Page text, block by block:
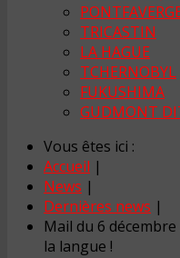
TRICASTIN
LA HAGUE
TCHERNOBYL
FUKUSHIMA
GUDMONT
Vous êtes ici :
Accueil |
News |
Dernières news |
Mail du 6
la langue !